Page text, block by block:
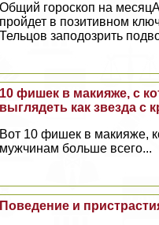
Общий гороскоп на
пройдет в позитивном
Тельцов заподозрить
10 фишек в макияже, с
выглядеть как звезда с
Вот 10 фишек в макияже,
мужчинам больше всего...
Поведение и